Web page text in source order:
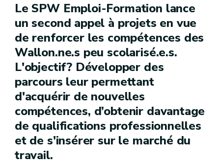
Le SPW Emploi-Formation lance
un second appel à projets en vue
de renforcer les compétences des
Wallon.ne.s peu scolarisé.e.s.
L'objectif? Développer des
parcours leur permettant
d'acquérir de nouvelles
compétences, d’obtenir davantage
de qualifications professionnelles
et de s'insérer sur le marché du
travail.